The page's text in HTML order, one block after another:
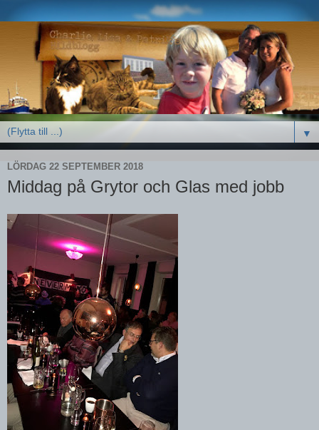
▼
LÖRDAG 22 SEPTEMBER 2018
Middag på Grytor och Glas med jobb